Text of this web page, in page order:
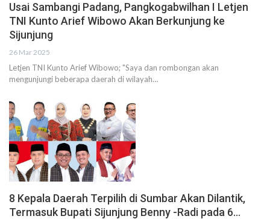
Usai Sambangi Padang, Pangkogabwilhan I Letjen
TNI Kunto Arief Wibowo Akan Berkunjung ke
Sijunjung
26 Mar 2025
Letjen TNI Kunto Arief Wibowo; "Saya dan rombongan akan
mengunjungi beberapa daerah di wilayah…
8 Kepala Daerah Terpilih di Sumbar Akan Dilantik,
Termasuk Bupati Sijunjung Benny -Radi pada 6…